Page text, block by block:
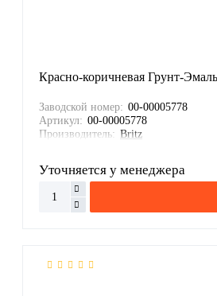
Красно-коричневая Грунт-
Заводской номер: 00-00005778
Артикул: 00-00005778
Производитель: Britz
Уточняется у менеджера